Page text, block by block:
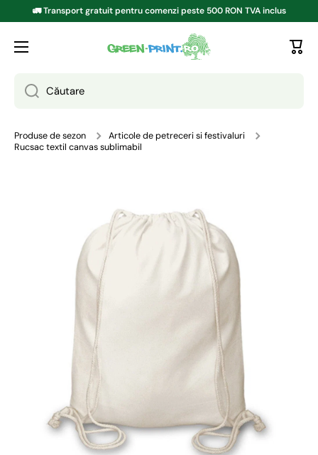
TRECI LA CONȚINUT
🚛 Transport gratuit pentru comenzi peste 500 RON TVA inclus
Căutare
Produse de sezon
Articole de petreceri si festivaluri
Rucsac textil canvas sublimabil